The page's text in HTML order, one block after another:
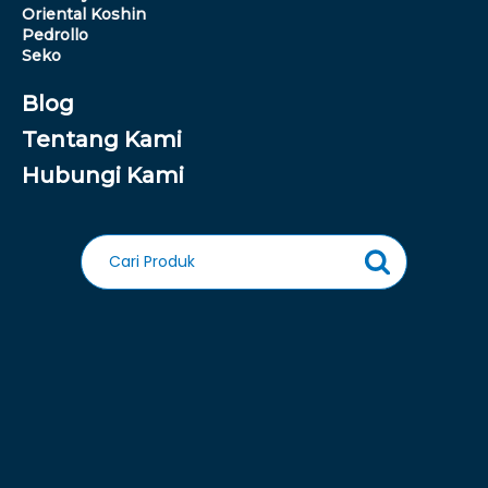
Oriental Koshin
Pedrollo
Seko
Blog
Tentang Kami
Hubungi Kami